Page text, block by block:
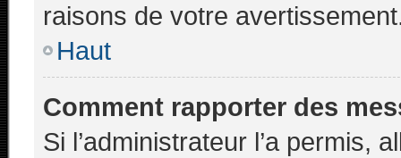
raisons de votre
Haut
Comment rapporter des
Si l’administrateur l’a permis,